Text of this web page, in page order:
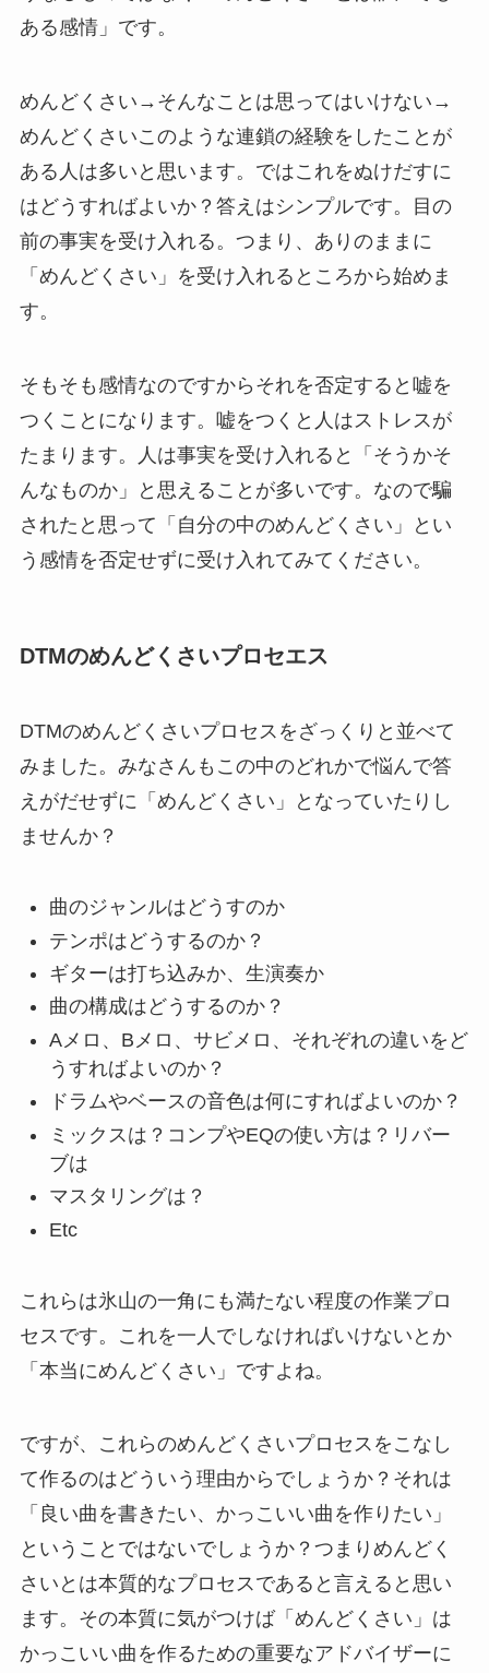
ある感情」です。
めんどくさい→そんなことは思ってはいけない→
めんどくさいこのような連鎖の経験をしたことが
ある人は多いと思います。ではこれをぬけだすに
はどうすればよいか？答えはシンプルです。
目の
前の事実を受け入れる。つまり、ありのままに
「めんどくさい」を受け入れるところから始めま
す。
そもそも感情なのですからそれを否定すると嘘を
つくことになります。嘘をつくと人はストレスが
たまります。人は事実を受け入れると「そうかそ
んなものか」と思えることが多いです。なので騙
されたと思って「自分の中のめんどくさい」とい
う感情を否定せずに受け入れてみてください。
DTMのめんどくさいプロセエス
DTMのめんどくさいプロセスをざっくりと並べて
みました。みなさんもこの中のどれかで悩んで答
えがだせずに「めんどくさい」となっていたりし
ませんか？
曲のジャンルはどうすのか
テンポはどうするのか？
ギターは打ち込みか、生演奏か
曲の構成はどうするのか？
Aメロ、Bメロ、サビメロ、それぞれの違いをど
うすればよいのか？
ドラムやベースの音色は何にすればよいのか？
ミックスは？コンプやEQの使い方は？リバー
ブは
マスタリングは？
Etc
これらは氷山の一角にも満たない程度の作業プロ
セスです。これを一人でしなければいけないとか
「本当にめんどくさい」ですよね。
ですが、これらのめんどくさいプロセスをこなし
て作るのはどういう理由からでしょうか？それは
「良い曲を書きたい、かっこいい曲を作りたい」
ということではないでしょうか？ つまりめんどく
さいとは本質的なプロセスである と言えると思い
ます。その本質に気がつけば「めんどくさい」は
かっこいい曲を作るための重要なアドバイザーに